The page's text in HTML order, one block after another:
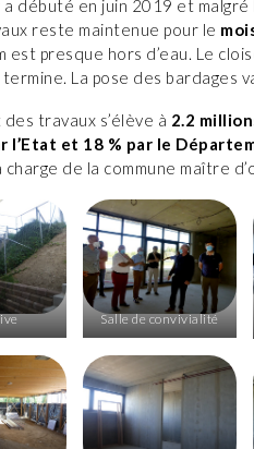
débuté en juin 2019 et
reste maintenue pour le
est presque hors d’eau. Le
La pose des bardages
travaux s’élève à 2.2
l’Etat et 18 % par le
de la commune maître
Salle de convivialité